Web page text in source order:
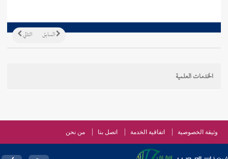
التالي السابق
الخدمات العلمية
وثيقة الخصوصية اتفاقية الخدمة اتصل بنا من نحن